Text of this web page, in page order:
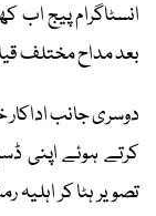
انسٹاگرام پیج اب
بعد مداح مختلف
دوسری جانب اداکار
کرتے ہوئے اپنی
تصویر ہٹا کر